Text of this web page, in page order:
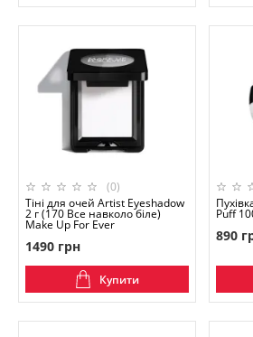
(0)
Тіні для очей Artist Eyeshadow
2 г (170 Все навколо біле)
Make Up For Ever
1490 грн
Купити
Puff
890